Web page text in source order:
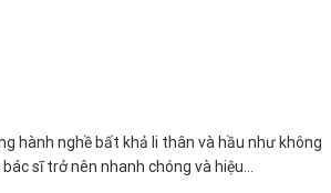
hành nghề bất khả li thân và hầu như không
sĩ trở nên nhanh chóng và hiệu…